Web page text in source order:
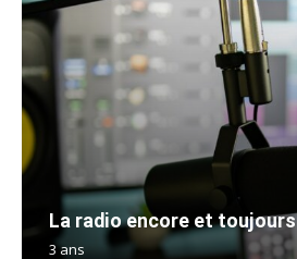
La radio encore et toujours
3 ans